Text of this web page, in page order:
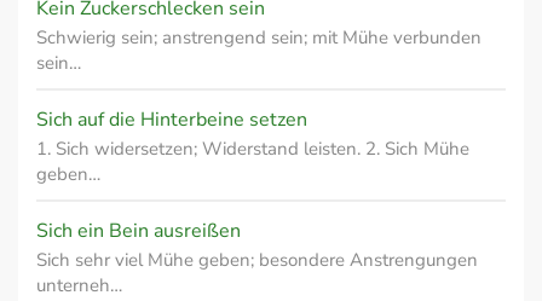
Kein Zuckerschlecken sein
Schwierig sein; anstrengend sein; mit Mühe verbunden
sein…
Sich auf die Hinterbeine setzen
1. Sich widersetzen; Widerstand leisten. 2. Sich Mühe
geben…
Sich ein Bein ausreißen
Sich sehr viel Mühe geben; besondere Anstrengungen
unterneh…